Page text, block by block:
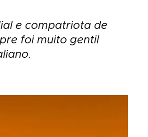
e compatriota de
foi muito gentil